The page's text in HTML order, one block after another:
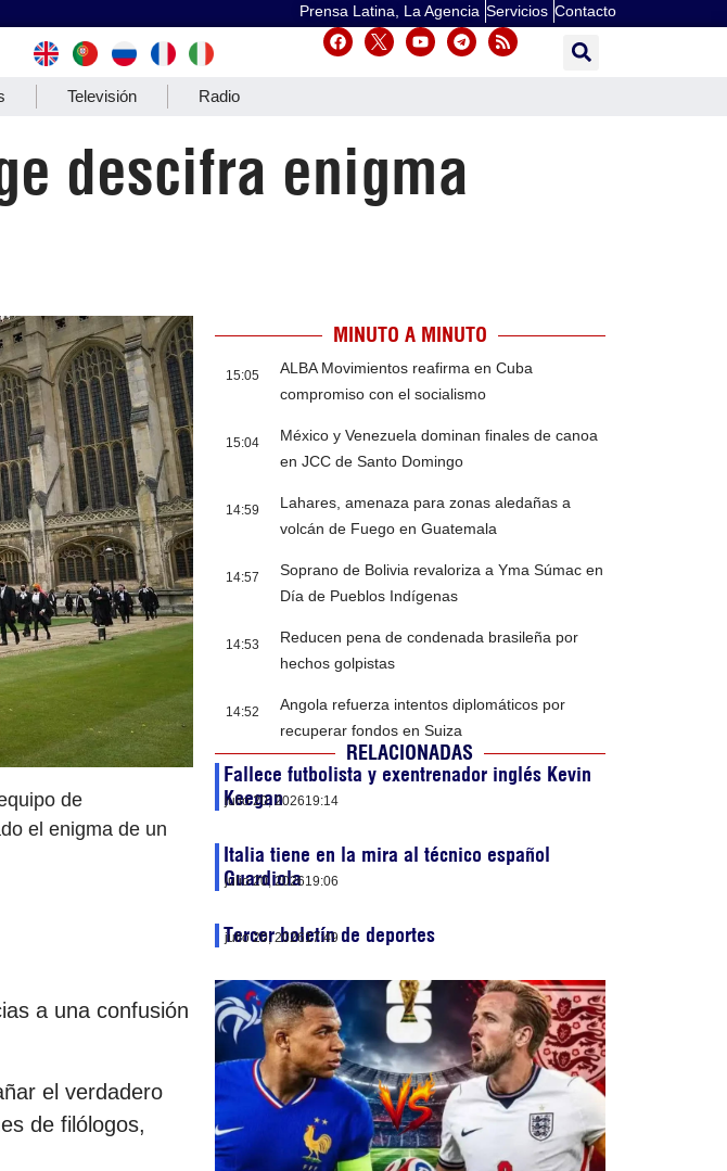
Prensa Latina, La Agencia Servicios Contacto
Televisión Radio
descifra enigma
de
el enigma de un
a una confusión
el verdadero
de filólogos,
MINUTO A MINUTO
15:05
ALBA Movimientos reafirma en Cuba
compromiso con el socialismo
15:04
México y Venezuela dominan finales de canoa
en JCC de Santo Domingo
14:59
Lahares, amenaza para zonas aledañas a
volcán de Fuego en Guatemala
14:57
Soprano de Bolivia revaloriza a Yma Súmac en
Día de Pueblos Indígenas
14:53
Reducen pena de condenada brasileña por
hechos golpistas
14:52
Angola refuerza intentos diplomáticos por
recuperar fondos en Suiza
RELACIONADAS
Fallece futbolista y exentrenador inglés Kevin
Keegan
julio 20, 202619:14
Italia tiene en la mira al técnico español
Guardiola
julio 20, 202619:06
Tercer boletín de deportes
julio 20, 202617:49